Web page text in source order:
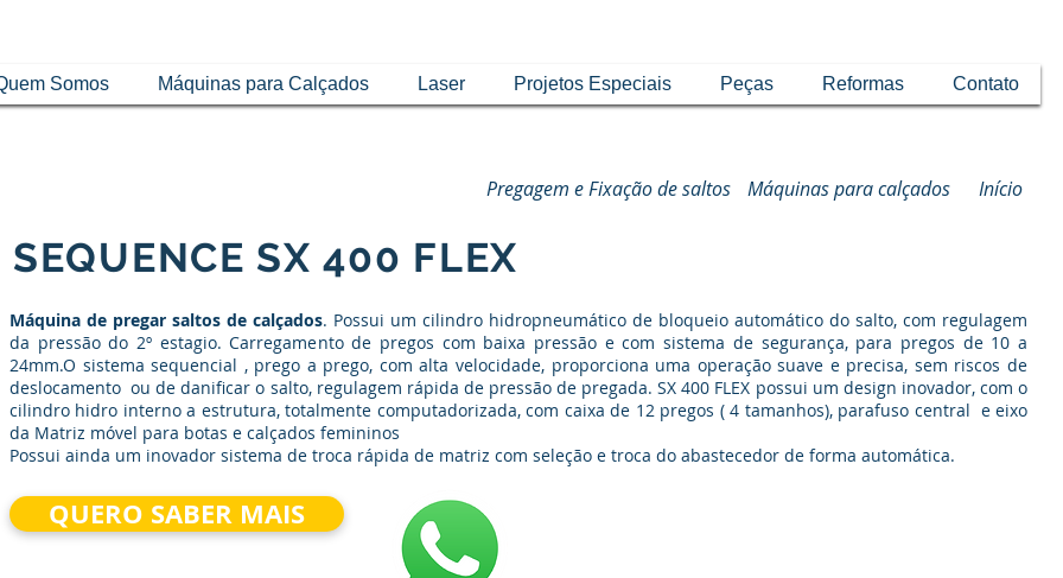
Somos Máquinas para Calçados Laser Projetos Especiais Peças Reformas Contato
Pregagem e Fixação de saltos Início
Máquinas para calçados
QUERO SABER MAIS
SEQUENCE SX 400 FLEX
Máquina de pregar saltos de calçados. Possui um cilindro hidropneumático de bloqueio automático do salto, com regulagem
da pressão do 2º estagio. Carregamento de pregos com baixa pressão e com sistema de segurança, para pregos de 10 a
24mm.O sistema sequencial , prego a prego, com alta velocidade, proporciona uma operação suave e precisa, sem riscos de
deslocamento ou de danificar o salto, regulagem rápida de pressão de pregada. SX 400 FLEX possui um design inovador, com o
cilindro hidro interno a estrutura, totalmente computadorizada, com caixa de 12 pregos ( 4 tamanhos), parafuso central e eixo
da Matriz móvel para botas e calçados femininos
Possui ainda um inovador sistema de troca rápida de matriz com seleção e troca do abastecedor de forma automática.